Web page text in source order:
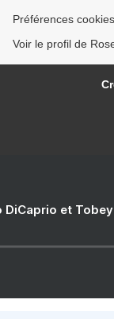
Préférences cookies
Voir le profil de
DiCaprio et